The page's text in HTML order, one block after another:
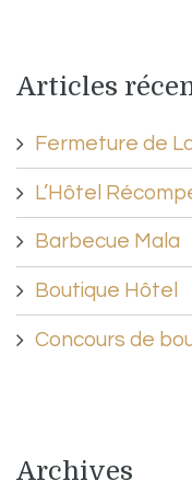
Articles
Fermeture de
L’Hôtel
Barbecue Mala
Boutique Hôtel
Concours de
Archives